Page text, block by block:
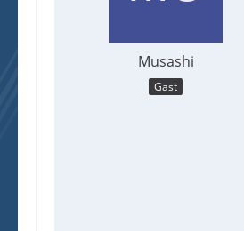
Musashi
Gast